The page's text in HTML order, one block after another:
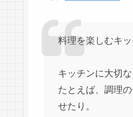
料理を楽しむキッ
キッチンに大切
たとえば、調理
せたり。